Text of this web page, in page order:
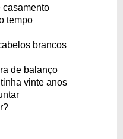
casamento
tempo
brancos
de balanço
vinte anos